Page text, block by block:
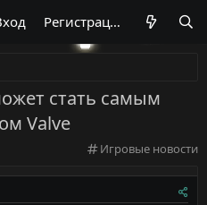
Регистрация
стать самым
Valve
К
т
Игровые новости